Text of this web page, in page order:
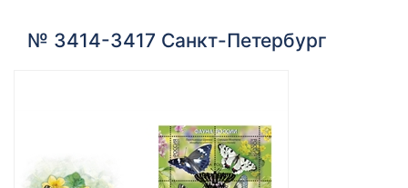
№ 3414-3417 Санкт-Петербург